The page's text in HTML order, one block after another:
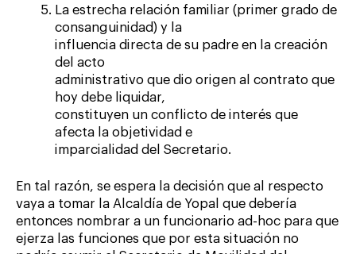
La estrecha relación familiar (primer grado de
consanguinidad) y la
influencia directa de su padre en la creación
del acto
administrativo que dio origen al contrato que
hoy debe liquidar,
constituyen un conflicto de interés que
afecta la objetividad e
imparcialidad del Secretario.
En tal razón, se espera la decisión que al respecto
vaya a tomar la Alcaldía de Yopal que debería
entonces nombrar a un funcionario ad-hoc para que
ejerza las funciones que por esta situación no